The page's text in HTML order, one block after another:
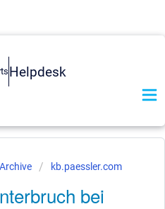
Helpdesk
Archive kb.paessler.com
bei